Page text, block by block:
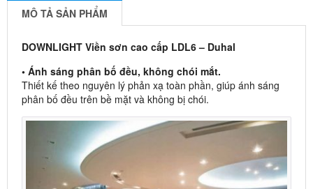
MÔ TẢ SẢN PHẨM
DOWNLIGHT Viền sơn cao cấp LDL6 – Duhal
• Ánh sáng phân bố đều, không chói mắt.
Thiết kế theo nguyên lý phản xạ toàn phần, giúp ánh sáng
phân bố đều trên bề mặt và không bị chói.